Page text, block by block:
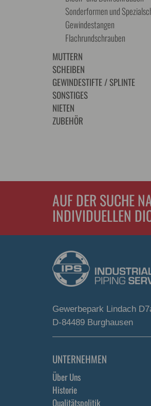
Sonderformen und
Gewindestangen
Flachrundschrauben
MUTTERN
SCHEIBEN
GEWINDESTIFTE / SPLINTE
SONSTIGES
NIETEN
ZUBEHÖR
AUF DER SUCHE
INDIVIDUELLEN
Gewerbepark Lindach
D-84489 Burghausen
UNTERNEHMEN
Über Uns
Historie
Qualitätspolitik